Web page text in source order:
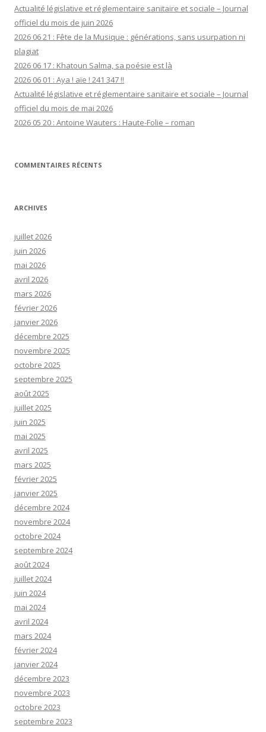
Actualité législative et réglementaire sanitaire et sociale – Journal
officiel du mois de juin 2026
2026 06 21 : Fête de la Musique : générations, sans usurpation ni
plagiat
2026 06 17 : Khatoun Salma, sa poésie est là
2026 06 01 : Aya ! aïe ! 241 347 !!
Actualité législative et réglementaire sanitaire et sociale – Journal
officiel du mois de mai 2026
2026 05 20 : Antoine Wauters : Haute-Folie – roman
COMMENTAIRES RÉCENTS
ARCHIVES
juillet 2026
juin 2026
mai 2026
avril 2026
mars 2026
février 2026
janvier 2026
décembre 2025
novembre 2025
octobre 2025
septembre 2025
août 2025
juillet 2025
juin 2025
mai 2025
avril 2025
mars 2025
février 2025
janvier 2025
décembre 2024
novembre 2024
octobre 2024
septembre 2024
août 2024
juillet 2024
juin 2024
mai 2024
avril 2024
mars 2024
février 2024
janvier 2024
décembre 2023
novembre 2023
octobre 2023
septembre 2023